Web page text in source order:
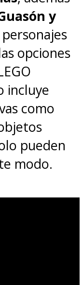
Arkham),
de mayo
de
y
opciones
incluye
como
pueden
modo.